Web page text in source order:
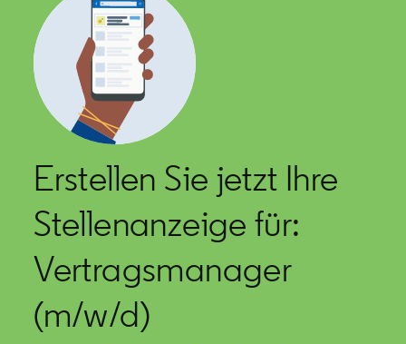
Erstellen Sie jetzt Ihre
Stellenanzeige für:
Vertragsmanager
(m/w/d)